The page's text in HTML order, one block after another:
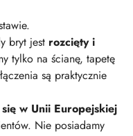
bryt jest rozcięty i
tylko na ścianę, tapetę
są praktycznie
w Unii Europejskiej
Nie posiadamy